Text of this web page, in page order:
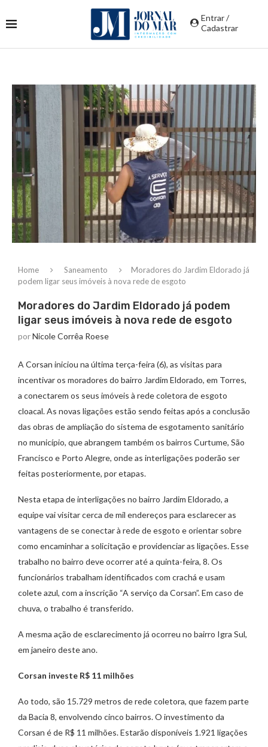
Entrar /
Cadastrar
Home Saneamento
Moradores do Jardim Eldorado já
podem ligar seus imóveis à nova rede de esgoto
Moradores do Jardim Eldorado já podem
ligar seus imóveis à nova rede de esgoto
porNicole Corrêa Roese
A Corsan iniciou na última terça-feira (6), as visitas para
incentivar os moradores do bairro Jardim Eldorado, em Torres,
a conectarem os seus imóveis à rede coletora de esgoto
cloacal. As novas ligações estão sendo feitas após a conclusão
das obras de ampliação do sistema de esgotamento sanitário
no município, que abrangem também os bairros Curtume, São
Francisco e Porto Alegre, onde as interligações poderão ser
feitas posteriormente, por etapas.
Nesta etapa de interligações no bairro Jardim Eldorado, a
equipe vai visitar cerca de mil endereços para esclarecer as
vantagens de se conectar à rede de esgoto e orientar sobre
como encaminhar a solicitação e providenciar as ligações. Esse
trabalho no bairro deve ocorrer até a quinta-feira, 8. Os
funcionários trabalham identificados com crachá e usam
colete azul, com a inscrição “A serviço da Corsan”. Em caso de
chuva, o trabalho é transferido.
A mesma ação de esclarecimento já ocorreu no bairro Igra Sul,
em janeiro deste ano.
Corsan investe R$ 11 milhões
Ao todo, são 15.729 metros de rede coletora, que fazem parte
da Bacia 8, envolvendo cinco bairros. O investimento da
Corsan é de R$ 11 milhões. Estarão disponíveis 1.921 ligações